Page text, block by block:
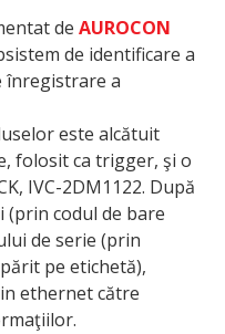
de AUROCON
de identificare a
înregistrare a
este alcătuit
folosit ca trigger, şi o
IVC-2DM1122. După
codul de bare
de serie (prin
pe etichetă),
ethernet către